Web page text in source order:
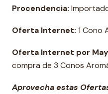
Procendencia:
Oferta Internet: 1 Cono
Oferta Internet por
compra de 3 Conos
Aprovecha estas